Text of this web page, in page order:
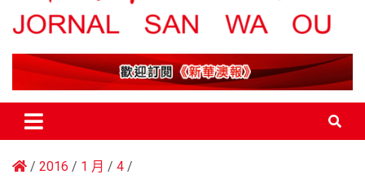
新華澳報
2016 1 月
4